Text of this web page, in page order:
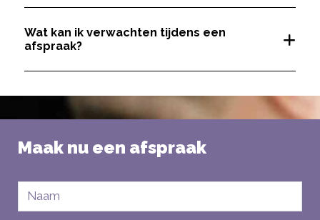
Wat kan ik verwachten tijdens een
afspraak?
Maak nu een afspraak